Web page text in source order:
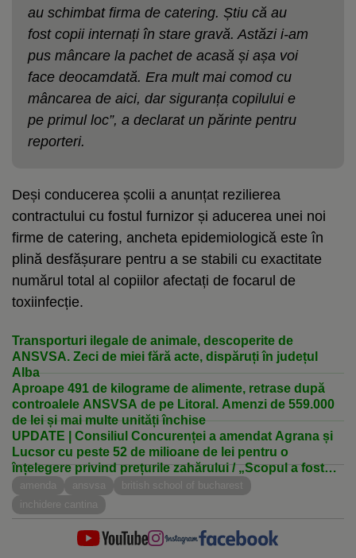
au schimbat firma de catering. Știu că au
fost copii internați în stare gravă. Astăzi i-am
pus mâncare la pachet de acasă și așa voi
face deocamdată. Era mult mai comod cu
mâncarea de aici, dar siguranța copilului e
pe primul loc”, a declarat un părinte pentru
reporteri.
Deși conducerea școlii a anunțat rezilierea
contractului cu fostul furnizor și aducerea unei noi
firme de catering, ancheta epidemiologică este în
plină desfășurare pentru a se stabili cu exactitate
numărul total al copiilor afectați de focarul de
toxiinfecție.
Transporturi ilegale de animale, descoperite de
ANSVSA. Zeci de miei fără acte, dispăruți în județul
Alba
Aproape 491 de kilograme de alimente, retrase după
controalele ANSVSA de pe Litoral. Amenzi de 559.000
de lei și mai multe unități închise
UPDATE | Consiliul Concurenței a amendat Agrana și
Lucsor cu peste 52 de milioane de lei pentru o
înțelegere privind prețurile zahărului / „Scopul a fost
menținerea unui preț mai ridicat” / Lucsor: „Acuzațiile
nu sunt susținute de probe”
amenda ansvsa
british school of bucharest
inchidere cantina